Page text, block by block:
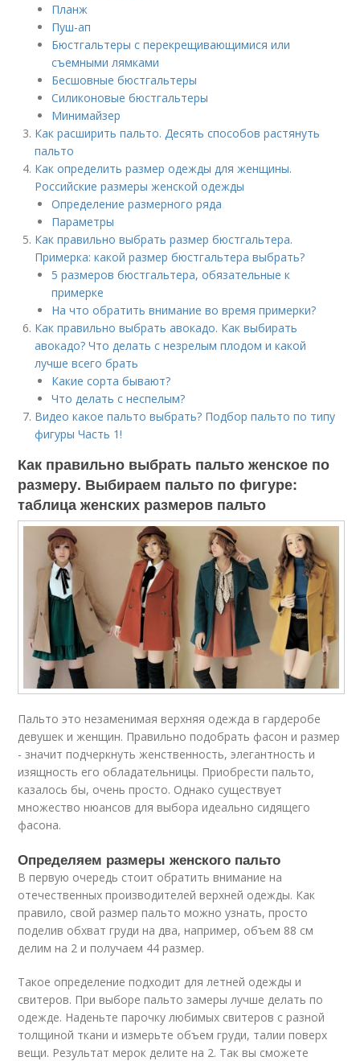
Планж
Пуш-ап
Бюстгальтеры с перекрещивающимися или
съемными лямками
Бесшовные бюстгальтеры
Силиконовые бюстгальтеры
Минимайзер
Как расширить пальто. Десять способов растянуть
пальто
Как определить размер одежды для женщины.
Российские размеры женской одежды
Определение размерного ряда
Параметры
Как правильно выбрать размер бюстгальтера.
Примерка: какой размер бюстгальтера выбрать?
5 размеров бюстгальтера, обязательные к
примерке
На что обратить внимание во время примерки?
Как правильно выбрать авокадо. Как выбирать
авокадо? Что делать с незрелым плодом и какой
лучше всего брать
Какие сорта бывают?
Что делать с неспелым?
Видео какое пальто выбрать? Подбор пальто по типу
фигуры Часть 1!
Как правильно выбрать пальто женское по
размеру. Выбираем пальто по фигуре:
таблица женских размеров пальто
Пальто это незаменимая верхняя одежда в гардеробе
девушек и женщин. Правильно подобрать фасон и размер
- значит подчеркнуть женственность, элегантность и
изящность его обладательницы. Приобрести пальто,
казалось бы, очень просто. Однако существует
множество нюансов для выбора идеально сидящего
фасона.
Определяем размеры женского пальто
В первую очередь стоит обратить внимание на
отечественных производителей верхней одежды. Как
правило, свой размер пальто можно узнать, просто
поделив обхват груди на два, например, объем 88 см
делим на 2 и получаем 44 размер.
Такое определение подходит для летней одежды и
свитеров. При выборе пальто замеры лучше делать по
одежде. Наденьте парочку любимых свитеров с разной
толщиной ткани и измерьте объем груди, талии поверх
вещи. Результат мерок делите на 2. Так вы сможете